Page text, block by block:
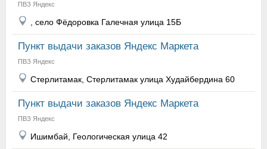
ПВЗ Яндекс
, село Фёдоровка Галечная улица 15Б
Пункт выдачи заказов Яндекс Маркета
ПВЗ Яндекс
Стерлитамак, Стерлитамак улица Худайбердина 60
Пункт выдачи заказов Яндекс Маркета
ПВЗ Яндекс
Ишимбай, Геологическая улица 42